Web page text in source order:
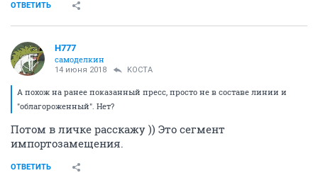
ОТВЕТИТЬ
H777
самоделкин
14 июня 2018 KOCTA
А похож на ранее показанный пресс, просто не в составе линии и
"облагороженный". Нет?
Потом в личке расскажу )) Это сегмент
импортозамещения.
ОТВЕТИТЬ